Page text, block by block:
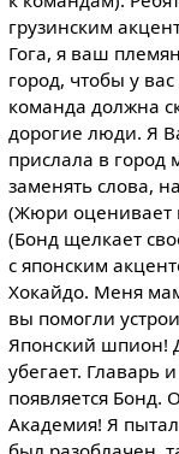
грузинским
Гога, я ваш
город, чтобы у
команда должна
дорогие люди. Я
прислала в
заменять слова,
(Жюри оценивает
(Бонд щелкает
с японским
Хокайдо. Меня
вы помогли
Японский шпион!
убегает. Главарь
появляется
Академия! Я